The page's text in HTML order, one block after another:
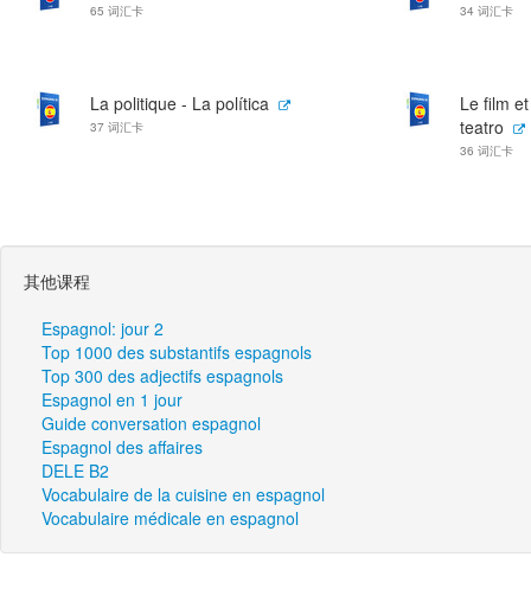
65 词汇卡 34 词汇卡
La politique - La política
37 词汇卡
Le film
teatro
36 词汇卡
其他课程
Espagnol: jour 2
Top 1000 des substantifs espagnols
Top 300 des adjectifs espagnols
Espagnol en 1 jour
Guide conversation espagnol
Espagnol des affaires
DELE B2
Vocabulaire de la cuisine en espagnol
Vocabulaire médicale en espagnol